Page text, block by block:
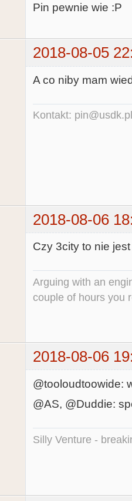
Pin pewnie wie :P
2018-08-05
A co niby mam
Kontakt: pin@usdk.pl
2018-08-06
Czy 3city to nie
Arguing with an
couple of hours you
2018-08-06
@tooloudtoowide:
@AS, @Duddie:
Silly Venture -